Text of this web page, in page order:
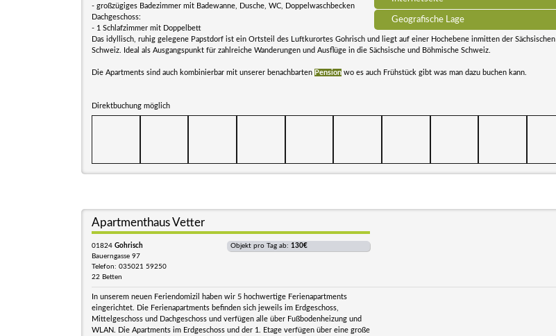
Geografische Lage
- großzügiges Badezimmer mit Badewanne, Dusche, WC, Doppelwaschbecken
Dachgeschoss:
- 1 Schlafzimmer mit Doppelbett
Das idyllisch, ruhig gelegene Papstdorf ist ein Ortsteil des Luftkurortes Gohrisch und liegt auf einer Hochebene inmitten der Sächsischen
Schweiz. Ideal als Ausgangspunkt für zahlreiche Wanderungen und Ausflüge in die Sächsische und Böhmische Schweiz.
Die Apartments sind auch kombinierbar mit unserer benachbarten Pension wo es auch Frühstück gibt was man dazu buchen kann.
Direktbuchung möglich
Apartmenthaus Vetter
01824 Gohrisch
Bauerngasse 97
Telefon: 035021 59250
22 Betten
Objekt pro Tag ab: 130€
In unserem neuen Feriendomizil haben wir 5 hochwertige Ferienapartments
eingerichtet. Die Ferienapartments befinden sich jeweils im Erdgeschoss,
Mittelgeschoss und Dachgeschoss und verfügen alle über Fußbodenheizung und
WLAN. Die Apartments im Erdgeschoss und der 1. Etage verfügen über eine große